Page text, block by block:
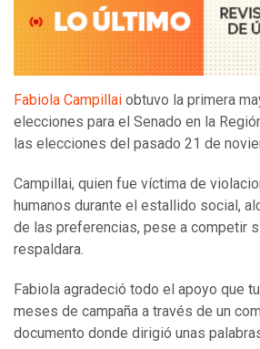
Fabiola Campillai obtuvo la primera
elecciones para el Senado en la
las elecciones del pasado 21 de
Campillai, quien fue víctima de
humanos durante el estallido social,
de las preferencias, pese a competir
respaldara.
Fabiola agradeció todo el apoyo que
meses de campaña a través de un
documento donde dirigió unas